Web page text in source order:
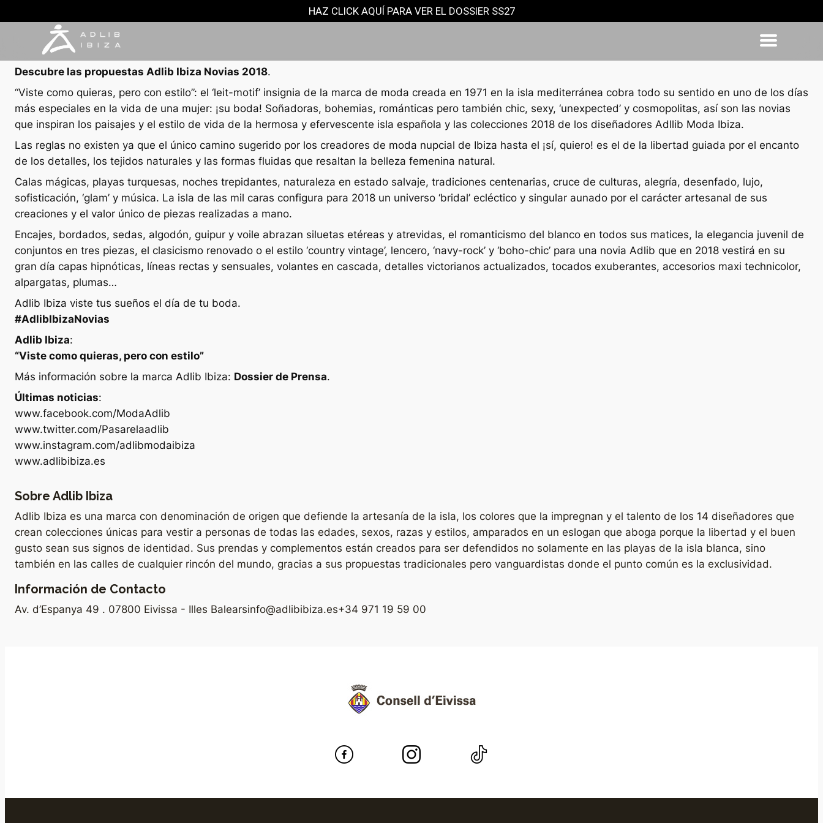
HAZ CLICK AQUÍ PARA VER EL DOSSIER SS27
Descubre las propuestas Adlib Ibiza Novias 2018.
“Viste como quieras, pero con estilo”: el ‘leit-motif’ insignia de la marca de moda creada en 1971 en la isla mediterránea cobra todo su sentido en uno de los días
más especiales en la vida de una mujer: ¡su boda! Soñadoras, bohemias, románticas pero también chic, sexy, ‘unexpected’ y cosmopolitas, así son las novias
que inspiran los paisajes y el estilo de vida de la hermosa y efervescente isla española y las colecciones 2018 de los diseñadores Adllib Moda Ibiza.
Las reglas no existen ya que el único camino sugerido por los creadores de moda nupcial de Ibiza hasta el ¡sí, quiero! es el de la libertad guiada por el encanto
de los detalles, los tejidos naturales y las formas fluidas que resaltan la belleza femenina natural.
Calas mágicas, playas turquesas, noches trepidantes, naturaleza en estado salvaje, tradiciones centenarias, cruce de culturas, alegría, desenfado, lujo,
sofisticación, ‘glam’ y música. La isla de las mil caras configura para 2018 un universo ‘bridal’ ecléctico y singular aunado por el carácter artesanal de sus
creaciones y el valor único de piezas realizadas a mano.
Encajes, bordados, sedas, algodón, guipur y voile abrazan siluetas etéreas y atrevidas, el romanticismo del blanco en todos sus matices, la elegancia juvenil de
conjuntos en tres piezas, el clasicismo renovado o el estilo ‘country vintage’, lencero, ‘navy-rock’ y ‘boho-chic’ para una novia Adlib que en 2018 vestirá en su
gran día capas hipnóticas, líneas rectas y sensuales, volantes en cascada, detalles victorianos actualizados, tocados exuberantes, accesorios maxi technicolor,
alpargatas, plumas…
Adlib Ibiza viste tus sueños el día de tu boda.
#AdlibIbizaNovias
Adlib Ibiza:
“Viste como quieras, pero con estilo”
Más información sobre la marca Adlib Ibiza: Dossier de Prensa.
Últimas noticias:
www.facebook.com/ModaAdlib
www.twitter.com/Pasarelaadlib
www.instagram.com/adlibmodaibiza
www.adlibibiza.es
Sobre Adlib Ibiza
Adlib Ibiza es una marca con denominación de origen que defiende la artesanía de la isla, los colores que la impregnan y el talento de los 14 diseñadores que
crean colecciones únicas para vestir a personas de todas las edades, sexos, razas y estilos, amparados en un eslogan que aboga porque la libertad y el buen
gusto sean sus signos de identidad. Sus prendas y complementos están creados para ser defendidos no solamente en las playas de la isla blanca, sino
también en las calles de cualquier rincón del mundo, gracias a sus propuestas tradicionales pero vanguardistas donde el punto común es la exclusividad.
Información de Contacto
Av. d’Espanya 49 . 07800 Eivissa - Illes Balearsinfo@adlibibiza.es+34 971 19 59 00